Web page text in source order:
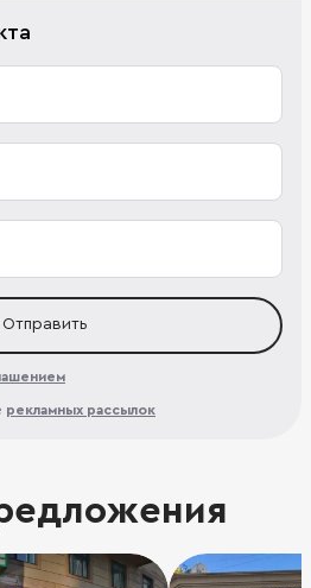
Отправить
рекламных рассылок